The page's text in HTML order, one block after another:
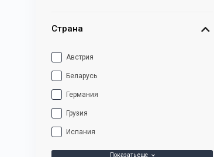
Страна
Австрия
Беларусь
Германия
Грузия
Испания
Показать еще